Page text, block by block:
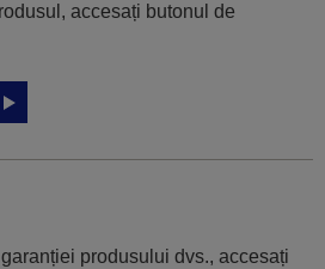
accesați butonul de
produsului dvs., accesați